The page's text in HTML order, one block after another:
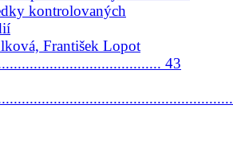
kontrolovaných
František Lopot
43